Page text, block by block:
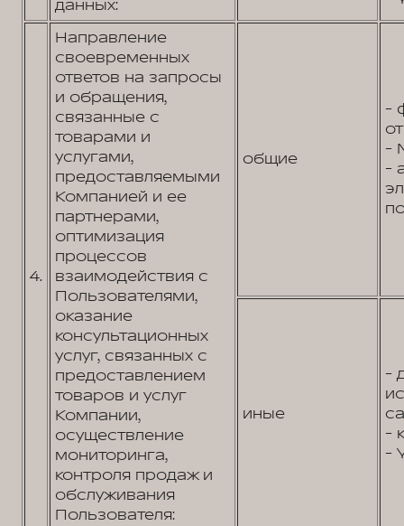
данных:
4.
Направление
своевременных
ответов на запросы
и обращения,
связанные с
товарами и
услугами,
предоставляемыми
Компанией и ее
партнерами,
оптимизация
процессов
взаимодействия с
Пользователями,
оказание
консультационных
услуг, связанных с
предоставлением
товаров и услуг
Компании,
осуществление
мониторинга,
контроля продаж и
обслуживания
Пользователя:
общие
-
-
-
иные
-
-
-